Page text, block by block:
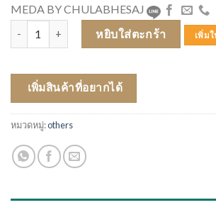
MEDA BY CHULABHESAJ
จำนวน FUTURO เข่ามีเหล็กสีเทา ADJ
หยิบใส่ตะกร้า เพิ่ม
เพิ่มสินค้าที่อยากได้
หมวดหมู่:others